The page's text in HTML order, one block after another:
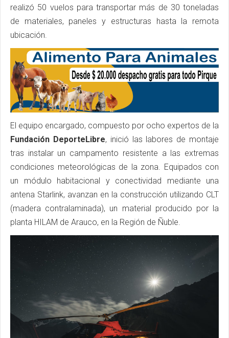
realizó 50 vuelos para transportar más de 30 toneladas
de materiales, paneles y estructuras hasta la remota
ubicación.
El equipo encargado, compuesto por ocho expertos de la
Fundación DeporteLibre, inició las labores de montaje
tras instalar un campamento resistente a las extremas
condiciones meteorológicas de la zona. Equipados con
un módulo habitacional y conectividad mediante una
antena Starlink, avanzan en la construcción utilizando CLT
(madera contralaminada), un material producido por la
planta HILAM de Arauco, en la Región de Ñuble.